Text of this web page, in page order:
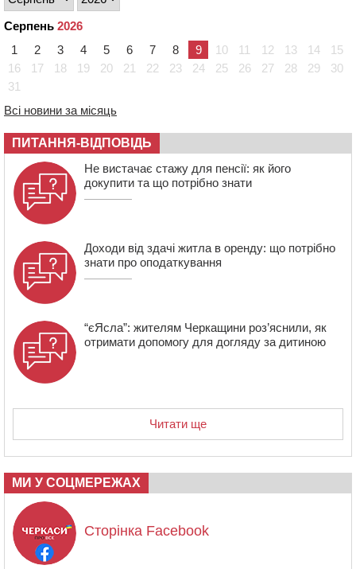
На честь загиблого захисника і чемпіона світу в
Черкасах відкрили спортивно-реабілітаційний центр
15:05
На Звенигородщині, попри заборону міськради,
14:31 У Каневі аномальна спека призвела до перебоїв у
14:02 На Черкащині намолотили перший мільйон тонн
зерна нового врожаю
13:40
На Кам’янщині сталася масштабна пожежа
сміттєзвалища
Серпень 2026
1
2 3 4 5 6 7 8 9 10 11 12 13 14
15
16
17 18 19 20 21 22 23 24 25 26 27 28 29
30
31
Всі новини за місяць
ПИТАННЯ-ВІДПОВІДЬ
Не вистачає стажу для пенсії: як його
докупити та що потрібно знати
Доходи від здачі житла в оренду: що потрібно
знати про оподаткування
“єЯсла”: жителям Черкащини роз’яснили, як
отримати допомогу для догляду за дитиною
Читати ще
МИ У СОЦМЕРЕЖАХ
Сторінка Facebook